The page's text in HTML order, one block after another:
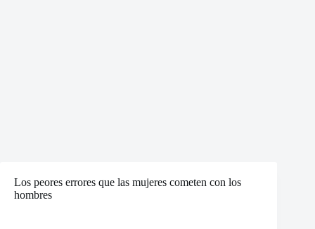
Los peores errores que las mujeres cometen con los
hombres